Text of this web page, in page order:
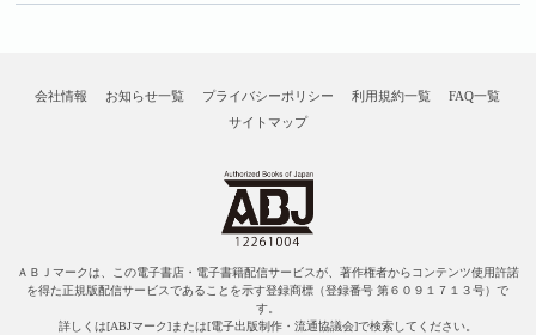
会社情報 お知らせ一覧 プライバシーポリシー 利用規約一覧
FAQ一覧
サイトマップ
ＡＢＪマークは、この電子書店・電子書籍配信サービスが、著作権者からコンテンツ使用許諾
を得た正規版配信サービスであることを示す登録商標（登録番号 第６０９１７１３号）で
す。
詳しくは[ABJマーク]または[電子出版制作・流通協議会]で検索してください。